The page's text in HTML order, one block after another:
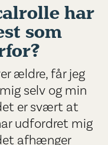
har
som
ældre, får jeg
selv og min
er svært at
udfordret mig
afhænger